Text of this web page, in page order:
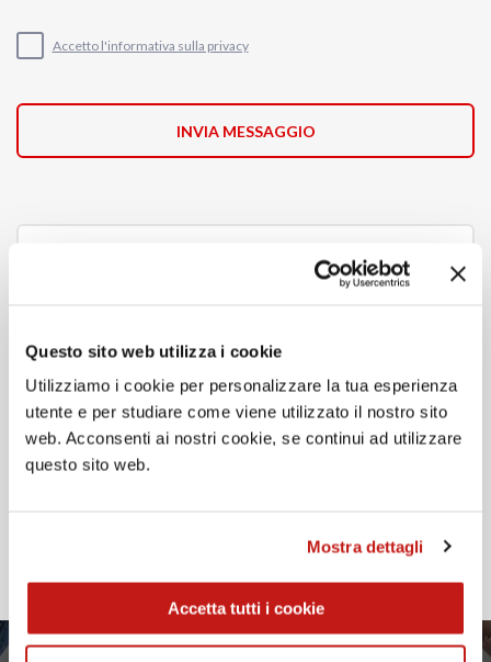
Questo sito web utilizza i cookie
Utilizziamo i cookie per personalizzare la tua esperienza
utente e per studiare come viene utilizzato il nostro sito
web. Acconsenti ai nostri cookie, se continui ad utilizzare
questo sito web.
Mostra dettagli
Accetta tutti i cookie
Accetto l'informativa sulla privacy
INVIA MESSAGGIO
Garantiamo un percorso di crescita con step ben
precisi perché basato su formazione ed
esperienza.
Vieni a conoscere una professione in costante
sviluppo!
Vuoi saperne di più? Contattaci!Siamo qui per te
+39 331.4559367